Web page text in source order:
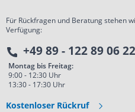
Für Rückfragen und Beratung stehen
Verfügung:
+49 89 - 122 89 06 22
Montag bis Freitag:
9:00 - 12:30 Uhr
13:30 - 17:30 Uhr
Kostenloser Rückruf